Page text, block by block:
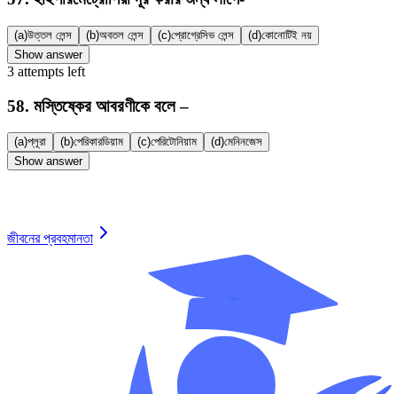
(a)উত্তল লেন্স (b)অবতল লেন্স (c)প্রোগ্রেসিভ লেন্স (d)কোনোটিই নয়
Show answer
3 attempts left
58. মস্তিষ্কের আবরণীকে বলে –
(a)প্লূরা (b)পেরিকারডিয়াম (c)পেরিটোনিয়াম (d)মেনিনজেস
Show answer
জীবনের প্রবহমানতা